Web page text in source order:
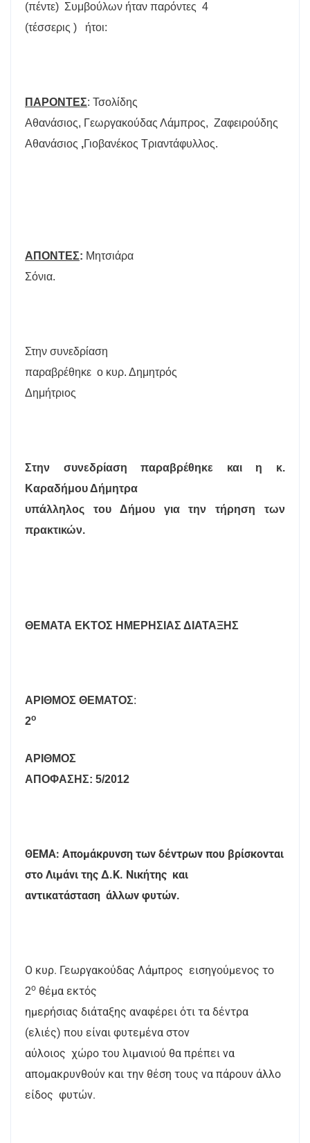
(πέντε) Συμβούλων ήταν παρόντες 4
(τέσσερις )
ήτοι:
ΠΑΡΟΝΤΕΣ: Τσολίδης
Αθανάσιος, Γεωργακούδας Λάμπρος, Ζαφειρούδης
Αθανάσιος ,Γιοβανέκος Τριαντάφυλλος.
ΑΠΟΝΤΕΣ: Μητσιάρα
Σόνια.
Στην συνεδρίαση
παραβρέθηκε ο κυρ. Δημητρός
Δημήτριος
Στην συνεδρίαση παραβρέθηκε και η κ.
Καραδήμου Δήμητρα
υπάλληλος του Δήμου για την τήρηση των
πρακτικών.
ΘΕΜΑΤΑ ΕΚΤΟΣ ΗΜΕΡΗΣΙΑΣ ΔΙΑΤΑΞΗΣ
A ΡΙΘΜΟΣ ΘΕΜΑΤΟΣ:
2ο
ΑΡΙΘΜΟΣ
ΑΠΟΦΑΣΗΣ: 5/2012
ΘΕΜΑ: Απομάκρυνση των δέντρων που βρίσκονται
στο Λιμάνι της Δ.Κ. Νικήτης και
αντικατάσταση άλλων φυτών.
Ο κυρ. Γεωργακούδας Λάμπρος εισηγούμενος το
2ο θέμα εκτός
ημερήσιας διάταξης αναφέρει ότι τα δέντρα
(ελιές) που είναι φυτεμένα στον
αύλοιος χώρο του λιμανιού θα πρέπει να
απομακρυνθούν και την θέση τους να πάρουν άλλο
είδος φυτών.